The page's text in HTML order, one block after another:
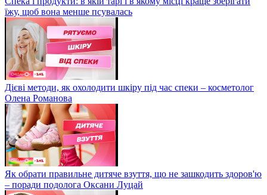
їжу, щоб вона менше псувалась
Дієві методи, як охолодити шкіру під час спеки – косметолог
Олена Романова
Як обрати правильне дитяче взуття, що не зашкодить здоров'ю
– поради подолога Оксани Луцай